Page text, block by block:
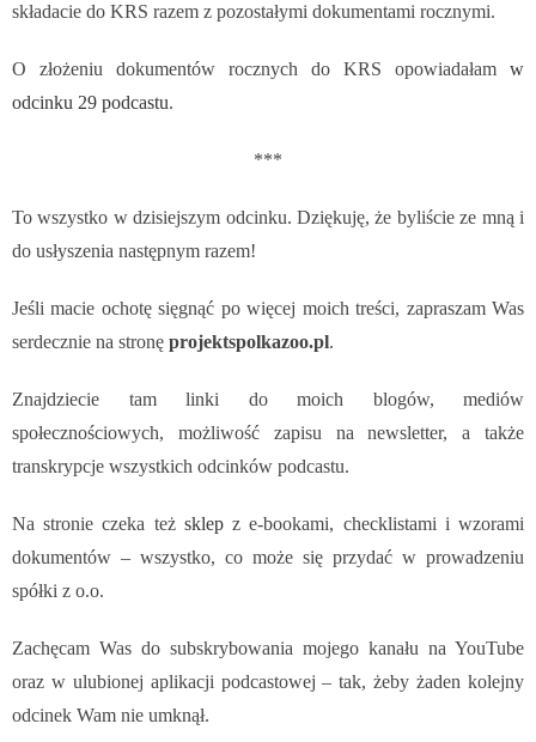
składacie do KRS razem z pozostałymi dokumentami rocznymi.
O złożeniu dokumentów rocznych do KRS opowiadałam w
odcinku 29 podcastu.
***
To wszystko w dzisiejszym odcinku. Dziękuję, że byliście ze mną i
do usłyszenia następnym razem!
Jeśli macie ochotę sięgnąć po więcej moich treści, zapraszam Was
serdecznie na stronę projektspolkazoo.pl.
Znajdziecie tam linki do moich blogów, mediów
społecznościowych, możliwość zapisu na newsletter, a także
transkrypcje wszystkich odcinków podcastu.
Na stronie czeka też sklepz e-bookami, checklistami i wzorami
dokumentów – wszystko, co może się przydać w prowadzeniu
spółki z o.o.
Zachęcam Was do subskrybowania mojego kanału na YouTube
oraz w ulubionej aplikacji podcastowej – tak, żeby żaden kolejny
odcinek Wam nie umknął.